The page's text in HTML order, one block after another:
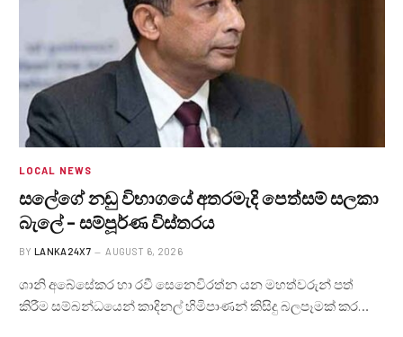
LOCAL NEWS
සලේගේ නඩු විභාගයේ අතරමැදි පෙත්සම් සලකා
බැලේ – සම්පූර්ණ විස්තරය
BY LANKA24X7 AUGUST 6, 2026
ශානි අබේසේකර හා රවී සෙනෙවිරත්න යන මහත්වරුන් පත්
කිරීම සම්බන්ධයෙන් කාදිනල් හිමිපාණන් කිසිදු බලපෑමක් කර…